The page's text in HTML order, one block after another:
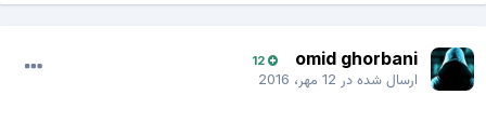
omid ghorbani
12
ارسال شده در12 مهر، 2016